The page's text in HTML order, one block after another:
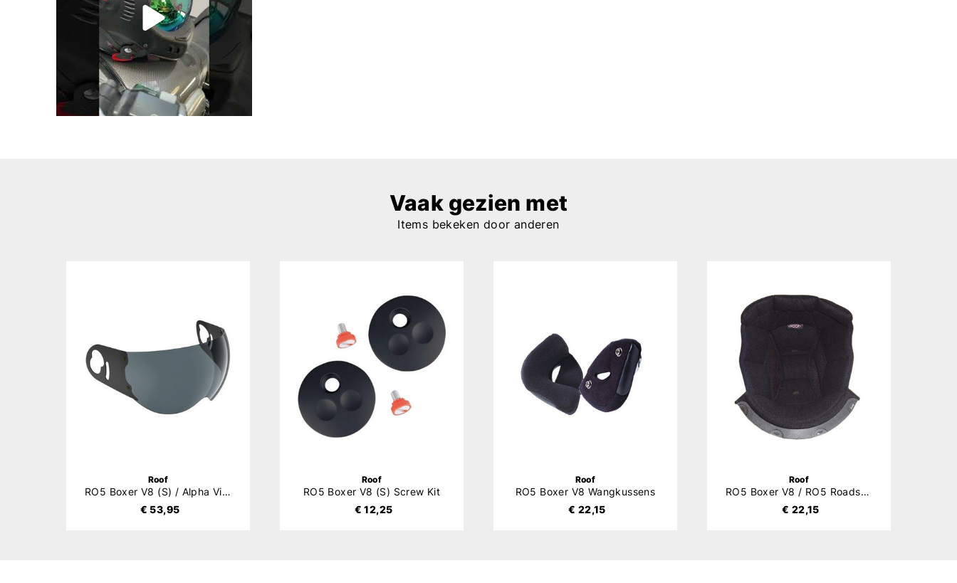
Vaak gezien met
Items bekeken door anderen
Roof
RO5 Boxer V8 (S) / Alpha Vizier
€ 53,95
Roof
RO5 Boxer V8 (S) Screw Kit
€ 12,25
Roof
RO5 Boxer V8 Wangkussens
€ 22,15
Roof
RO5 Boxer V8 / RO5 Roadster Binnenvoering
€ 22,15